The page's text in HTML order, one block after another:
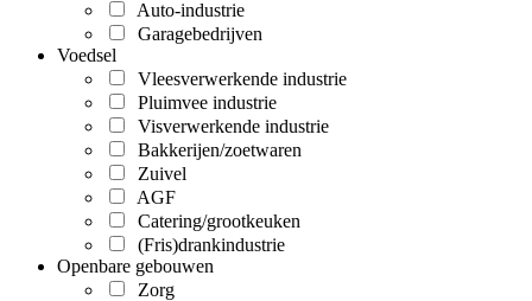
Auto-industrie
Garagebedrijven
Voedsel
Vleesverwerkende industrie
Pluimvee industrie
Visverwerkende industrie
Bakkerijen/zoetwaren
Zuivel
AGF
Catering/grootkeuken
(Fris)drankindustrie
Openbare gebouwen
Zorg